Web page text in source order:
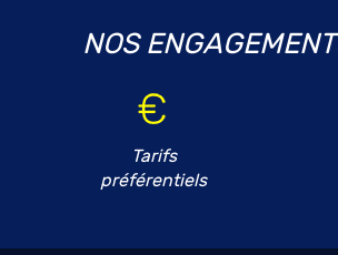
NOS
Tarifs
préférentiels